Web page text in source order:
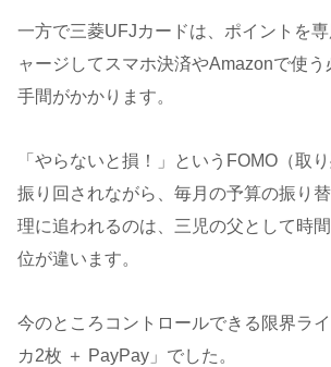
一方で三菱UFJカードは、ポイントを
ャージしてスマホ決済やAmazonで使う
手間がかかります。
「やらないと損！」というFOMO（取
振り回されながら、毎月の予算の振り
理に追われるのは、三児の父として時
位が違います。
今のところコントロールできる限界ラ
カ2枚 ＋ PayPay」でした。